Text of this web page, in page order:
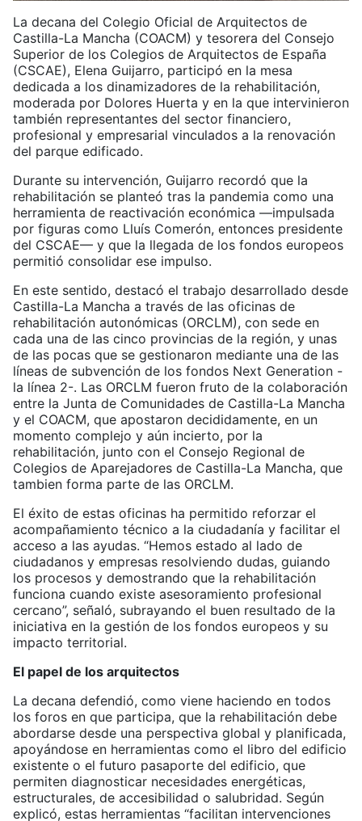
La decana del Colegio Oficial de Arquitectos de
Castilla-La Mancha (COACM) y tesorera del Consejo
Superior de los Colegios de Arquitectos de España
(CSCAE), Elena Guijarro, participó en la mesa
dedicada a los dinamizadores de la rehabilitación,
moderada por Dolores Huerta y en la que intervinieron
también representantes del sector financiero,
profesional y empresarial vinculados a la renovación
del parque edificado.
Durante su intervención, Guijarro recordó que la
rehabilitación se planteó tras la pandemia como una
herramienta de reactivación económica —impulsada
por figuras como Lluís Comerón, entonces presidente
del CSCAE— y que la llegada de los fondos europeos
permitió consolidar ese impulso.
En este sentido, destacó el trabajo desarrollado desde
Castilla-La Mancha a través de las oficinas de
rehabilitación autonómicas (ORCLM), con sede en
cada una de las cinco provincias de la región, y unas
de las pocas que se gestionaron mediante una de las
líneas de subvención de los fondos Next Generation -
la línea 2-. Las ORCLM fueron fruto de la colaboración
entre la Junta de Comunidades de Castilla-La Mancha
y el COACM, que apostaron decididamente, en un
momento complejo y aún incierto, por la
rehabilitación, junto con el Consejo Regional de
Colegios de Aparejadores de Castilla-La Mancha, que
tambien forma parte de las ORCLM.
El éxito de estas oficinas ha permitido reforzar el
acompañamiento técnico a la ciudadanía y facilitar el
acceso a las ayudas. “Hemos estado al lado de
ciudadanos y empresas resolviendo dudas, guiando
los procesos y demostrando que la rehabilitación
funciona cuando existe asesoramiento profesional
cercano”, señaló, subrayando el buen resultado de la
iniciativa en la gestión de los fondos europeos y su
impacto territorial.
El papel de los arquitectos
La decana defendió, como viene haciendo en todos
los foros en que participa, que la rehabilitación debe
abordarse desde una perspectiva global y planificada,
apoyándose en herramientas como el libro del edificio
existente o el futuro pasaporte del edificio, que
permiten diagnosticar necesidades energéticas,
estructurales, de accesibilidad o salubridad. Según
explicó, estas herramientas “facilitan intervenciones